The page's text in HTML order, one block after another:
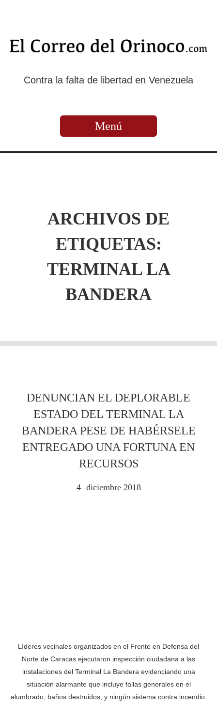
Contra la falta de libertad en Venezuela
Menú
ARCHIVOS DE
ETIQUETAS:
TERMINAL LA
BANDERA
DENUNCIAN EL DEPLORABLE
ESTADO DEL TERMINAL LA
BANDERA PESE DE HABÉRSELE
ENTREGADO UNA FORTUNA EN
RECURSOS
4 . diciembre 2018
Líderes vecinales organizados en el Frente en Defensa del
Norte de Caracas ejecutaron inspección ciudadana a las
instalaciones del Terminal La Bandera evidenciando una
situación alarmante que incluye fallas generales en el
alumbrado, baños destruidos, y ningún sistema contra incendio.